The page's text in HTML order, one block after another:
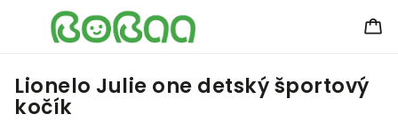
Lionelo Julie one detský športový
kočík